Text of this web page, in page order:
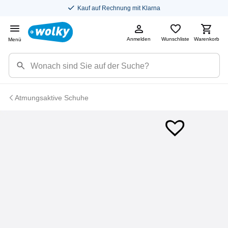
Kauf auf Rechnung mit Klarna
Menü Anmelden Wunschliste Warenkorb
Atmungsaktive Schuhe